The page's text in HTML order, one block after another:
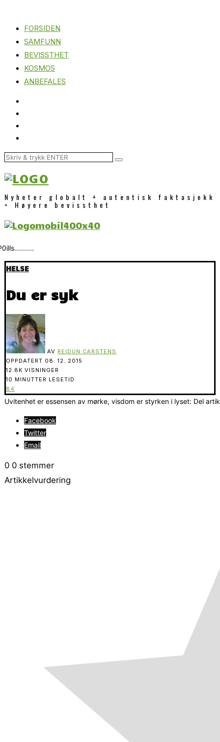
FORSIDEN
SAMFUNN
BEVISSTHET
KOSMOS
ANBEFALES
Nyheter globalt + autentisk faktasjekk
= Høyere bevissthet
HELSE
Du er syk
AV REIDUN CARSTENS
OPPDATERT 08. 12. 2015
12.8K VISNINGER
10 MINUTTER LESETID
84
Uvitenhet er essensen av mørke, visdom er styrken i lyset: Del
Facebook
Twitter
Email
0 0 stemmer
Artikkelvurdering